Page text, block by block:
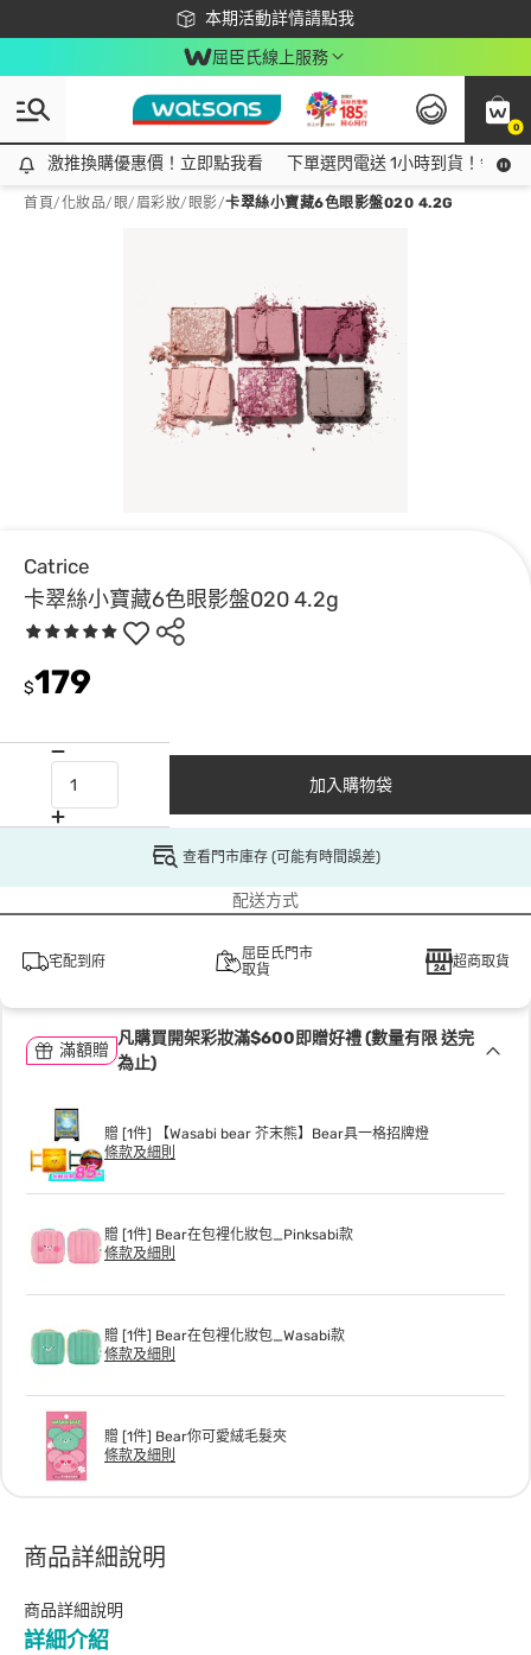
本期活動詳情請點我
下載app最高回饋$350
屈臣氏線上服務
0
激推換購優惠價！立即點我看
激推換購優惠價！立即點我看 下單選閃電送 1小時到貨！領神
首頁/化妝品/ 眼/眉彩妝/ 眼影/卡翠絲小寶藏6色眼影盤020 4.2G
Catrice
卡翠絲小寶藏6色眼影盤020 4.2g
$179
加入購物袋
查看門市庫存 (可能有時間誤差)
配送方式
宅配到府
屈臣氏門市
取貨
超商取貨
滿額贈
凡購買開架彩妝滿$600即贈好禮 (數量有限 送完
為止)
贈 [1件] 【Wasabi bear 芥末熊】Bear具一格招牌燈
條款及細則
贈 [1件] Bear在包裡化妝包_Pinksabi款
條款及細則
贈 [1件] Bear在包裡化妝包_Wasabi款
條款及細則
贈 [1件] Bear你可愛絨毛髮夾
條款及細則
商品詳細說明
商品詳細說明
詳細介紹